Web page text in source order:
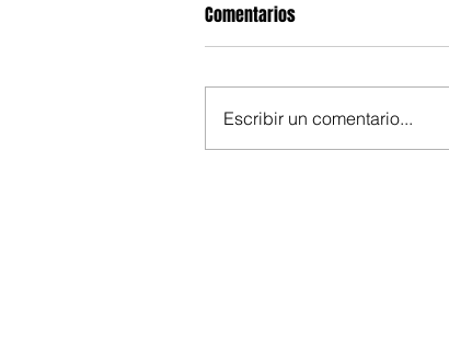
Comentarios
Escribir un comentario...